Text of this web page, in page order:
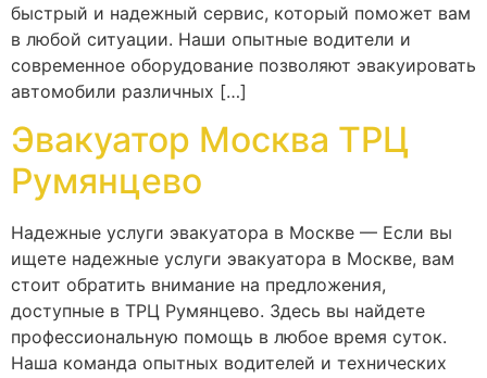
быстрый и надежный сервис, который поможет вам
в любой ситуации. Наши опытные водители и
современное оборудование позволяют эвакуировать
автомобили различных […]
Эвакуатор Москва ТРЦ
Румянцево
Надежные услуги эвакуатора в Москве — Если вы
ищете надежные услуги эвакуатора в Москве, вам
стоит обратить внимание на предложения,
доступные в ТРЦ Румянцево. Здесь вы найдете
профессиональную помощь в любое время суток.
Наша команда опытных водителей и технических